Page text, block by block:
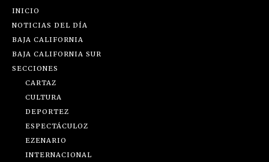
INICIO
NOTICIAS DEL DÍA
BAJA CALIFORNIA
BAJA CALIFORNIA SUR
SECCIONES
CARTAZ
CULTURA
DEPORTEZ
ESPECTÁCULOZ
EZENARIO
INTERNACIONAL